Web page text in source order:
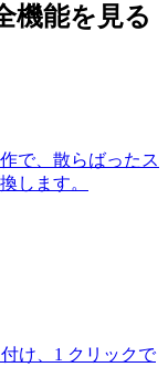
機能を見る
で、散らばったス
します。
け、1 クリックで